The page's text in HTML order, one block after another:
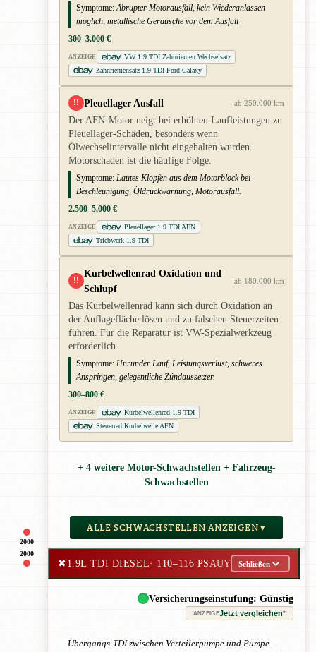
2000
Symptome: Abrupter Motorausfall, kein Wiederanlassen
möglich, metallische Geräusche vor dem Ausfall
300–3.000 €
ANZEIGE
VW 1.9 TDI Zahnriemen Wechselsatz
Zahnriemensatz 1.9 TDI Ford Galaxy
!! Pleuellager Ausfall ab 250.000 km
Der AFN-Motor neigt bei erhöhten Laufleistungen zu
Pleuellager-Schäden, besonders wenn
Ölwechselintervalle nicht eingehalten wurden.
Motorschaden ist die häufige Folge.
Symptome: Lautes Klopfen aus dem Motorblock bei
Beschleunigung, Öldruckwarnung, Motorausfall.
2.500–5.000 €
ANZEIGE
Pleuellager 1.9 TDI AFN
Triebwerk 1.9 TDI
!!
Kurbelwellenrad Oxidation und
Schlupf
ab 180.000 km
Das Kurbelwellenrad kann sich durch Oxidation an
der Auflagefläche lösen und zu falschen Steuerzeiten
führen. Für die Reparatur ist VW-Spezialwerkzeug
erforderlich.
Symptome: Unrunder Lauf, Leistungsverlust, schweres
Anspringen, gelegentliche Zündaussetzer.
300–800 €
ANZEIGE
Kurbelwellenrad 1.9 TDI
Steuerrad Kurbelwelle AFN
+ 4 weitere Motor-Schwachstellen + Fahrzeug-
Schwachstellen
ALLE SCHWACHSTELLEN ANZEIGEN ▾
2000
✖1.9L TDI DIESEL· 110–116 PS AUY Schließen
Versicherungseinstufung: Günstig
ANZEIGEJetzt vergleichen*
Übergangs-TDI zwischen Verteilerpumpe und Pumpe-